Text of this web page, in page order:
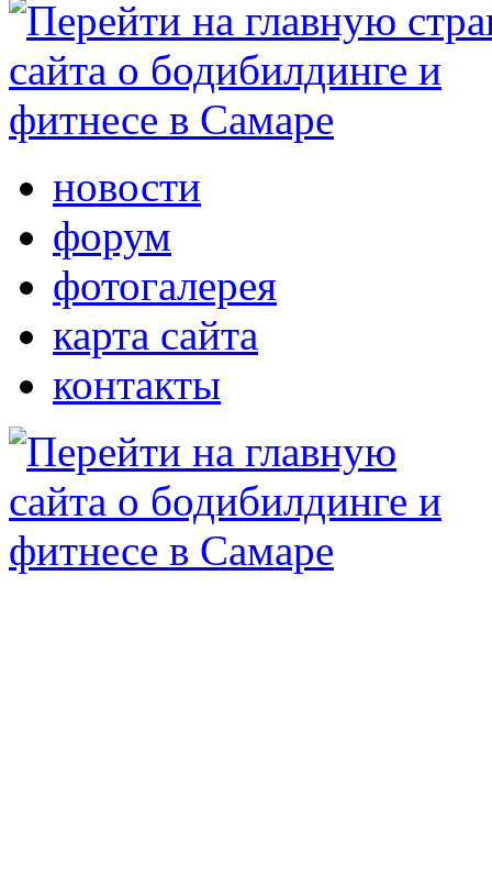
новости
форум
фотогалерея
карта сайта
контакты